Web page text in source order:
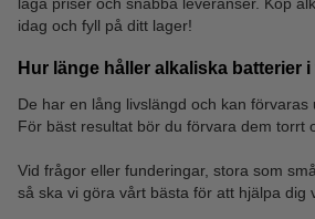
låga priser och snabba leveranser. Köp
idag och fyll på ditt lager!
Hur länge håller alkaliska batterier
De har en lång livslängd och kan förvaras
För bäst resultat bör du förvara dem torrt
Vid frågor eller funderingar, stora som
så ska vi göra vårt bästa för att hjälpa dig